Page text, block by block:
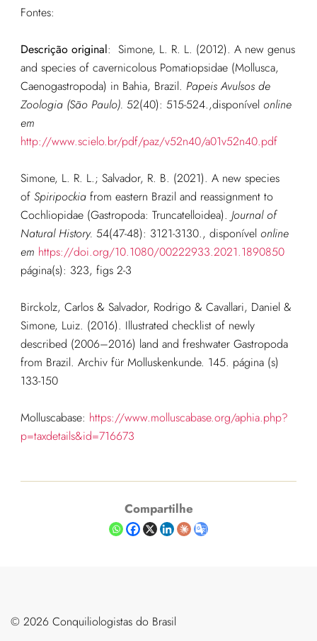
Fontes:
Descrição original: Simone, L. R. L. (2012). A new genus
and species of cavernicolous Pomatiopsidae (Mollusca,
Caenogastropoda) in Bahia, Brazil. Papeis Avulsos de
Zoologia (São Paulo). 52(40): 515-524.,disponível online
em
http://www.scielo.br/pdf/paz/v52n40/a01v52n40.pdf
Simone, L. R. L.; Salvador, R. B. (2021). A new species
of Spiripockiafrom eastern Brazil and reassignment to
Cochliopidae (Gastropoda: Truncatelloidea). Journal of
Natural History. 54(47-48): 3121-3130., disponível online
em https://doi.org/10.1080/00222933.2021.1890850
página(s): 323, figs 2-3
Birckolz, Carlos & Salvador, Rodrigo & Cavallari, Daniel &
Simone, Luiz. (2016). Illustrated checklist of newly
described (2006–2016) land and freshwater Gastropoda
from Brazil. Archiv für Molluskenkunde. 145. página (s)
133-150
Molluscabase: https://www.molluscabase.org/aphia.php?
p=taxdetails&id=716673
Compartilhe
©️ 2026 Conquiliologistas do Brasil